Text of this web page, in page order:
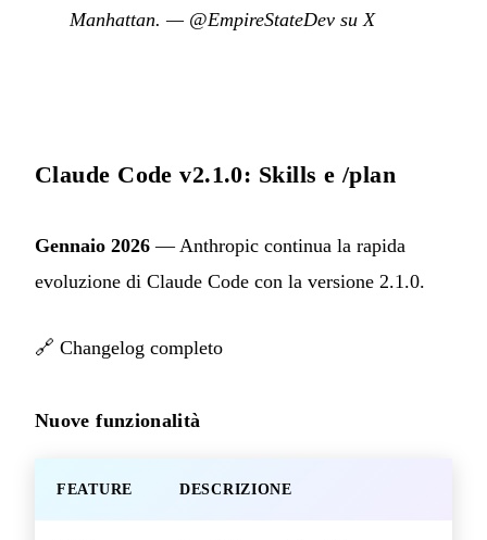
Manhattan. — @EmpireStateDev su X
Claude Code v2.1.0: Skills e /plan
Gennaio 2026 — Anthropic continua la rapida
evoluzione di Claude Code con la versione 2.1.0.
🔗 Changelog completo
Nuove funzionalità
FEATURE DESCRIZIONE